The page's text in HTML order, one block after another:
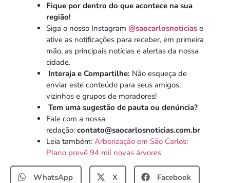
Fique por dentro do que acontece na sua
região!
Siga o nosso Instagram @saocarlosnoticias e
ative as notificações para receber, em primeira
mão, as principais notícias e alertas da nossa
cidade.
Interaja e Compartilhe: Não esqueça de
enviar este conteúdo para seus amigos,
vizinhos e grupos de moradores!
Tem uma sugestão de pauta ou denúncia?
Fale com a nossa
redação: contato@saocarlosnoticias.com.br
Leia também: Arborização em São Carlos:
Plano prevê 94 mil novas árvores
WhatsApp X Facebook